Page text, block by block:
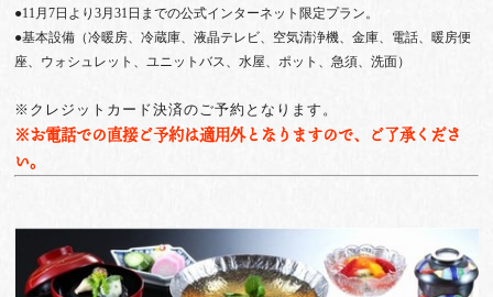
●11月7日より3月31日までの公式インターネット限定プラン。
●基本設備（冷暖房、冷蔵庫、液晶テレビ、空気清浄機、金庫、電話、暖房便
座、ウォシュレット、ユニットバス、水屋、ポット、急須、洗面）
※クレジットカード決済のご予約となります。
※お電話での直接ご予約は適用外となりますので、ご了承くださ
い。